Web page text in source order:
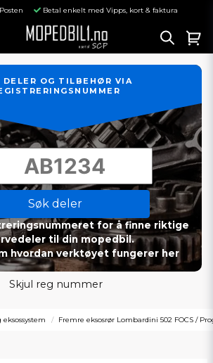
Betal enkelt med Vipps, kort & faktura
DELER OG TILBEHØR VIA
Søk deler
for å finne riktige
til din mopedbil.
hvordan verktøyet fungerer her
Skjul reg nummer
Fremre eksosrør Lombardini 502 FOCS /